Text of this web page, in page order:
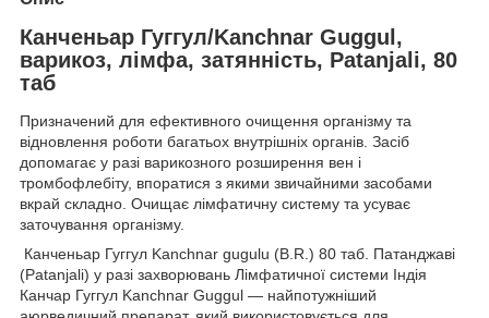
Канченьар Гуггул/Kanchnar Guggul,
варикоз, лімфа, затянність, Patanjali, 80
таб
Призначений для ефективного очищення організму та
відновлення роботи багатьох внутрішніх органів. Засіб
допомагає у разі варикозного розширення вен і
тромбофлебіту, впоратися з якими звичайними засобами
вкрай складно. Очищає лімфатичну систему та усуває
заточування організму.
Канченьар Гуггул Kanchnar gugulu (B.R.) 80 таб. Патанджаві
(Patanjali) у разі захворювань Лімфатичної системи Індія
Канчар Гуггул Kanchnar Guggul — найпотужніший